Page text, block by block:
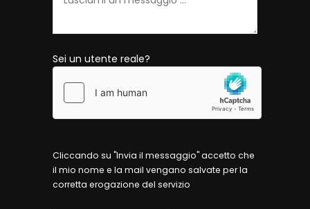
Sei un utente reale?
Cliccando su "Invia il messaggio" accetto che
il mio nome e la mail vengano salvate per la
corretta erogazione del servizio